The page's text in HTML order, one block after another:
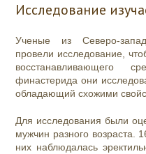
Исследование
Ученые из Северо-
провели исследование,
восстанавливающего
финастерида они
обладающий схожими
Для исследования были
мужчин разного возраста.
них наблюдалась